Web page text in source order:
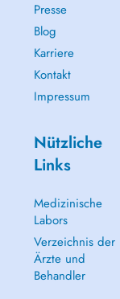
Presse
Blog
Karriere
Kontakt
Impressum
Nützliche
Links
Medizinische
Labors
Verzeichnis der
Ärzte und
Behandler